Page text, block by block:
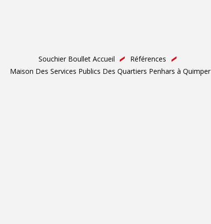
Souchier Boullet Accueil
Références
Maison Des Services Publics Des Quartiers Penhars à Quimper